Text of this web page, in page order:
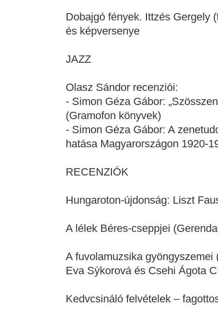
Dobajgó fények. Ittzés Gergely
és képversenye
JAZZ
Olasz Sándor recenziói:
- Simon Géza Gábor:
(Gramofon könyvek)
- Simon Géza Gábor: A
hatása Magyarországon 1920-
RECENZIÓK
Hungaroton-újdonság: Liszt
A lélek Béres-cseppjei
A fuvolamuzsika
Eva Sýkorová és Csehi Ágota
Kedvcsináló felvételek –